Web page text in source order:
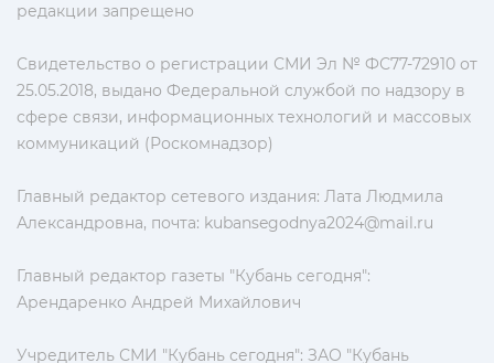
редакции запрещено
Свидетельство о регистрации СМИ Эл № ФС77-72910 от
25.05.2018, выдано Федеральной службой по надзору в
сфере связи, информационных технологий и массовых
коммуникаций (Роскомнадзор)
Главный редактор сетевого издания: Лата Людмила
Александровна, почта: kubansegodnya2024@mail.ru
Главный редактор газеты "Кубань сегодня":
Арендаренко Андрей Михайлович
Учредитель СМИ "Кубань сегодня": ЗАО "Кубань